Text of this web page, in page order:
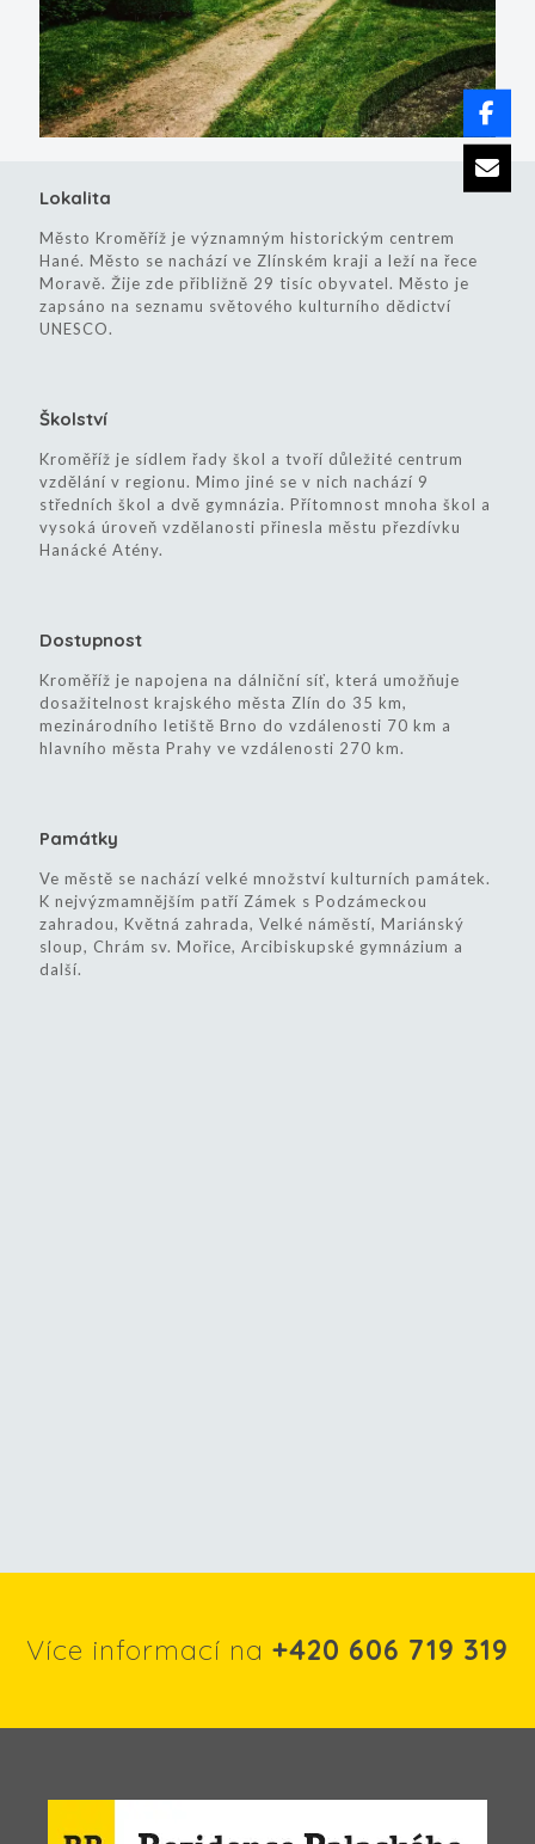
Lokalita
Město Kroměříž je významným historickým centrem
Hané. Město se nachází ve Zlínském kraji a leží na řece
Moravě. Žije zde přibližně 29 tisíc obyvatel. Město je
zapsáno na seznamu světového kulturního dědictví
UNESCO.
Školství
Kroměříž je sídlem řady škol a tvoří důležité centrum
vzdělání v regionu. Mimo jiné se v nich nachází 9
středních škol a dvě gymnázia. Přítomnost mnoha škol a
vysoká úroveň vzdělanosti přinesla městu přezdívku
Hanácké Atény.
Dostupnost
Kroměříž je napojena na dálniční síť, která umožňuje
dosažitelnost krajského města Zlín do 35 km,
mezinárodního letiště Brno do vzdálenosti 70 km a
hlavního města Prahy ve vzdálenosti 270 km.
Památky
Ve městě se nachází velké množství kulturních památek.
K nejvýzmamnějším patří Zámek s Podzámeckou
zahradou, Květná zahrada, Velké náměstí, Mariánský
sloup, Chrám sv. Mořice, Arcibiskupské gymnázium a
další.
Více informací na +420 606 719 319